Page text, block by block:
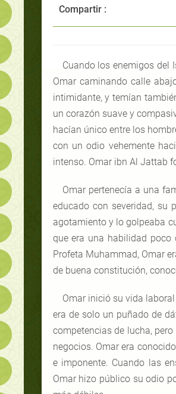
Compartir :
Cuando los enemigos del
Omar caminando calle
intimidante, y temían
un corazón suave y
hacían único entre los
con un odio vehemente
intenso. Omar ibn Al Jattab
Omar pertenecía a una
educado con severidad, su
agotamiento y lo golpeaba
que era una habilidad poco
Profeta Muhammad, Omar
de buena constitución,
Omar inició su vida
era de solo un puñado de
competencias de lucha,
negocios. Omar era
e imponente. Cuando las
Omar hizo público su odio